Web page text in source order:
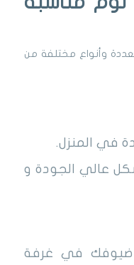
وأنواع مختلفة من
في المنزل.
عالي الجودة و
في غرفة